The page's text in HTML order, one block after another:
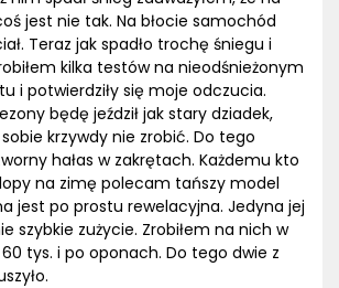
jest nie tak. Na błocie samochód
Teraz jak spadło trochę śniegu i
kilka testów na nieodśnieżonym
i potwierdziły się moje odczucia.
będę jeździł jak stary dziadek,
krzywdy nie zrobić. Do tego
hałas w zakrętach. Każdemu kto
na zimę polecam tańszy model
jest po prostu rewelacyjna. Jedyna jej
szybkie zużycie. Zrobiłem na nich w
tys. i po oponach. Do tego dwie z